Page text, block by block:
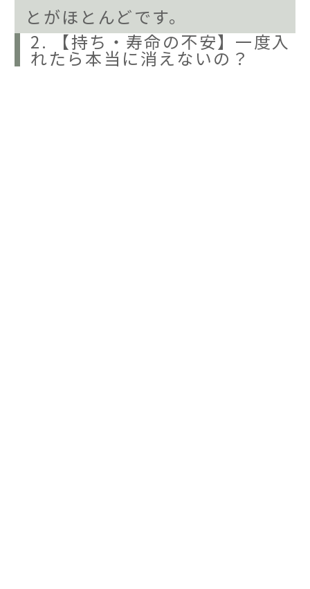
とがほとんどです。
2. 【持ち・寿命の不安】一度入
れたら本当に消えないの？